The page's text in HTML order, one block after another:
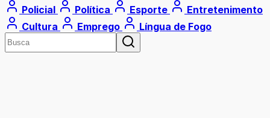
Policial
Política Esporte
Entretenimento
Cultura
Emprego Língua de Fogo